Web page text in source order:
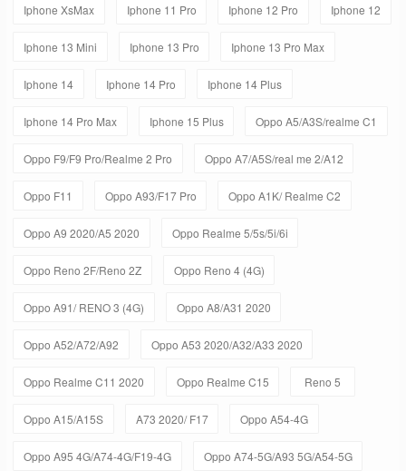
Iphone XsMax Iphone 11 Pro Iphone 12 Pro Iphone 12
Iphone 13 Mini Iphone 13 Pro Iphone 13 Pro Max
Iphone 14 Iphone 14 Pro Iphone 14 Plus
Iphone 14 Pro Max Iphone 15 Plus Oppo A5/A3S/realme C1
Oppo F9/F9 Pro/Realme 2 Pro Oppo A7/A5S/real me 2/A12
Oppo F11 Oppo A93/F17 Pro Oppo A1K/ Realme C2
Oppo A9 2020/A5 2020 Oppo Realme 5/5s/5i/6i
Oppo Reno 2F/Reno 2Z Oppo Reno 4 (4G)
Oppo A91/ RENO 3 (4G) Oppo A8/A31 2020
Oppo A52/A72/A92 Oppo A53 2020/A32/A33 2020
Oppo Realme C11 2020 Oppo Realme C15 Reno 5
Oppo A15/A15S A73 2020/ F17 Oppo A54-4G
Oppo A95 4G/A74-4G/F19-4G Oppo A74-5G/A93 5G/A54-5G